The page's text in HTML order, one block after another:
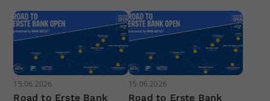
15.06.2026
Road to Erste Bank
15.06.2026
Road to Erste Bank